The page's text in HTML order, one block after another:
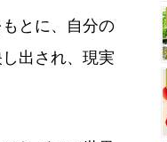
とに、自分の
出され、現実